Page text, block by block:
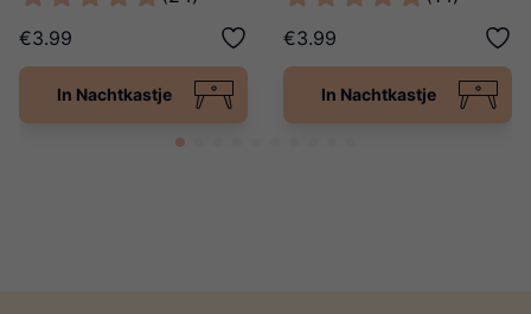
€3.99
In Nachtkastje
€3.99
In Nachtkastje